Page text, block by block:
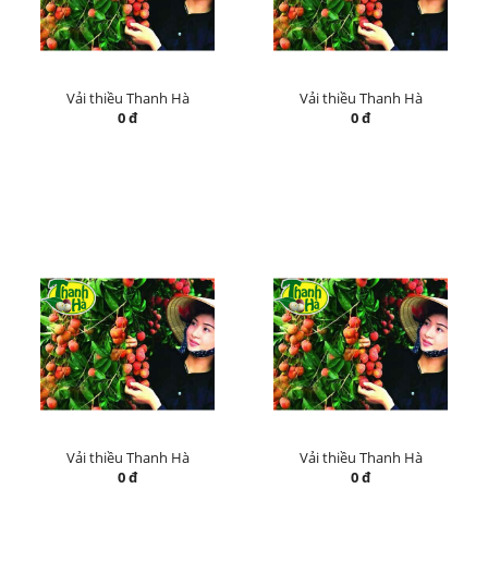
Vải thiều Thanh Hà
0 đ
Vải thiều Thanh Hà
0 đ
Vải thiều Thanh Hà
0 đ
Vải thiều Thanh Hà
0 đ